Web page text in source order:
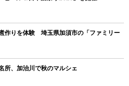
作りを体験 埼玉県加須市の「ファミリー
所、加治川で秋のマルシェ